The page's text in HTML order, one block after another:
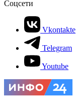
Соцсети
Vkontakte
Telegram
Youtube